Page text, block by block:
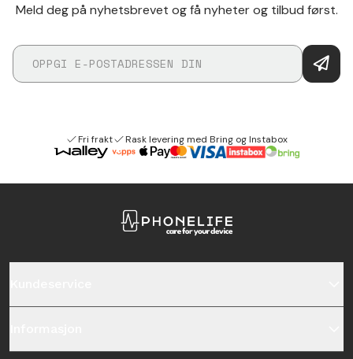
Meld deg på nyhetsbrevet og få nyheter og tilbud først.
Fri frakt Rask levering med Bring og Instabox